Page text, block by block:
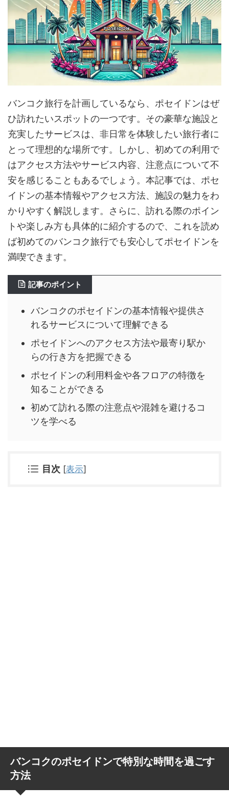
バンコク旅行を計画しているなら、ポセイドンはぜ
ひ訪れたいスポットの一つです。その豪華な施設と
充実したサービスは、非日常を体験したい旅行者に
とって理想的な場所です。しかし、初めての利用で
はアクセス方法やサービス内容、注意点について不
安を感じることもあるでしょう。本記事では、ポセ
イドンの基本情報やアクセス方法、施設の魅力をわ
かりやすく解説します。さらに、訪れる際のポイン
トや楽しみ方も具体的に紹介するので、これを読め
ば初めてのバンコク旅行でも安心してポセイドンを
満喫できます。
記事のポイント
バンコクのポセイドンの基本情報や提供さ
れるサービスについて理解できる
ポセイドンへのアクセス方法や最寄り駅か
らの行き方を把握できる
ポセイドンの利用料金や各フロアの特徴を
知ることができる
初めて訪れる際の注意点や混雑を避けるコ
ツを学べる
目次 [表示]
バンコクのポセイドンで特別な時間を過ごす
方法